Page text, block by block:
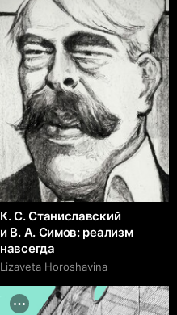
К. С. Станиславский
и В. А. Симов: реализм
навсегда
Lizaveta Horoshavina